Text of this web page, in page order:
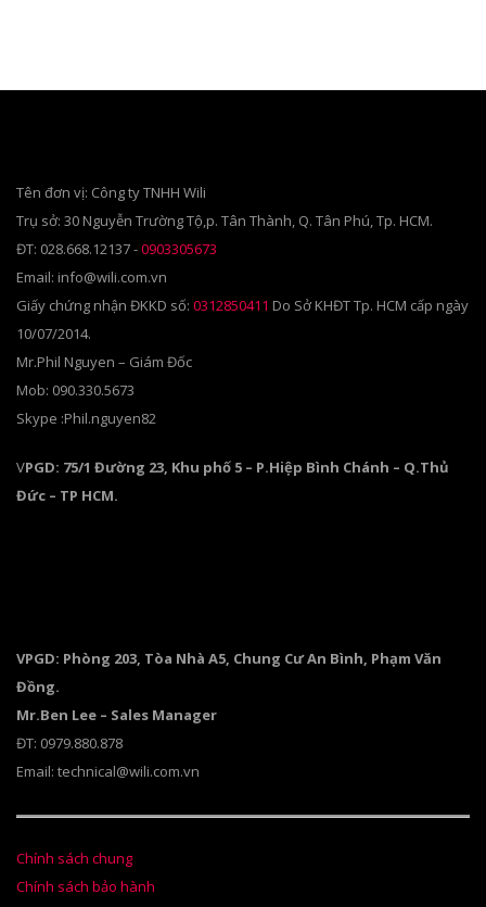
Tên đơn vị: Công ty TNHH Wili
Trụ sở: 30 Nguyễn Trường Tộ,p. Tân Thành, Q. Tân Phú, Tp. HCM.
ĐT: 028.668.12137 -0903305673
Email: info@wili.com.vn
Giấy chứng nhận ĐKKD số: 0312850411 Do Sở KHĐT Tp. HCM cấp ngày
10/07/2014.
Mr.Phil Nguyen – Giám Đốc
Mob: 090.330.5673
Skype :Phil.nguyen82
VPGD: 75/1 Đường 23, Khu phố 5 – P.Hiệp Bình Chánh – Q.Thủ
Đức – TP HCM.
VPGD: Phòng 203, Tòa Nhà A5, Chung Cư An Bình, Phạm Văn
Đồng.
Mr.Ben Lee – Sales Manager
ĐT: 0979.880.878
Email: technical@wili.com.vn
Chính sách chung
Chính sách bảo hành